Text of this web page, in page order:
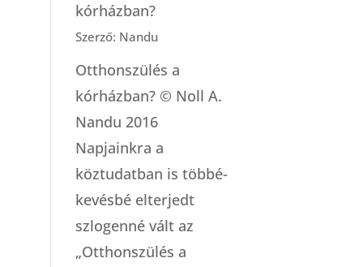
kórházban?
Szerző: Nandu
Otthonszülés a
kórházban? © Noll A.
Nandu 2016
Napjainkra a
köztudatban is többé-
kevésbé elterjedt
szlogenné vált az
„Otthonszülés a